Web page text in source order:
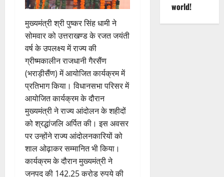
मुख्यमंत्री श्री पुष्कर सिंह धामी ने
सोमवार को उत्तराखण्ड के रजत जयंती
वर्ष के उपलक्ष्य में राज्य की
ग्रीष्मकालीन राजधानी गैरसैंण
(भराड़ीसैंण) में आयोजित कार्यक्रम में
प्रतिभाग किया। विधानसभा परिसर में
आयोजित कार्यक्रम के दौरान
मुख्यमंत्री ने राज्य आंदोलन के शहीदों
को श्रद्धांजलि अर्पित की। इस अवसर
पर उन्होंने राज्य आंदोलनकारियों को
शाल ओढ़ाकर सम्मानित भी किया।
कार्यक्रम के दौरान मुख्यमंत्री ने
जनपद की 142.25 करोड़ रुपये की
world!